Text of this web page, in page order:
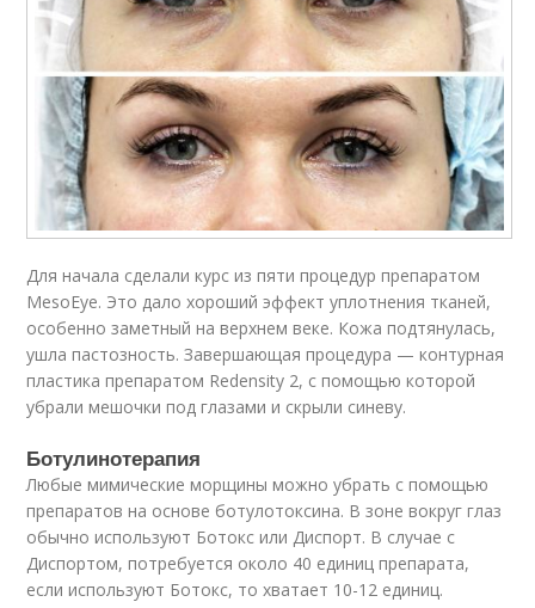
Для начала сделали курс из пяти процедур препаратом
MesoEye. Это дало хороший эффект уплотнения тканей,
особенно заметный на верхнем веке. Кожа подтянулась,
ушла пастозность. Завершающая процедура — контурная
пластика препаратом Redensity 2, с помощью которой
убрали мешочки под глазами и скрыли синеву.
Ботулинотерапия
Любые мимические морщины можно убрать с помощью
препаратов на основе ботулотоксина. В зоне вокруг глаз
обычно используют Ботокс или Диспорт. В случае с
Диспортом, потребуется около 40 единиц препарата,
если используют Ботокс, то хватает 10-12 единиц.